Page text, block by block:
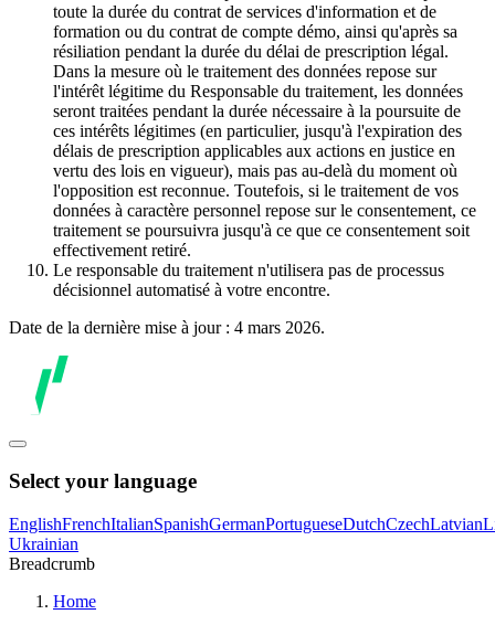
toute la durée du contrat de services d'information et de
formation ou du contrat de compte démo, ainsi qu'après sa
résiliation pendant la durée du délai de prescription légal.
Dans la mesure où le traitement des données repose sur
l'intérêt légitime du Responsable du traitement, les données
seront traitées pendant la durée nécessaire à la poursuite de
ces intérêts légitimes (en particulier, jusqu'à l'expiration des
délais de prescription applicables aux actions en justice en
vertu des lois en vigueur), mais pas au-delà du moment où
l'opposition est reconnue. Toutefois, si le traitement de vos
données à caractère personnel repose sur le consentement, ce
traitement se poursuivra jusqu'à ce que ce consentement soit
effectivement retiré.
Le responsable du traitement n'utilisera pas de processus
décisionnel automatisé à votre encontre.
Date de la dernière mise à jour : 4 mars 2026.
Select your language
EnglishFrenchItalianSpanishGermanPortugueseDutchCzechLatvian
Ukrainian
Breadcrumb
Home